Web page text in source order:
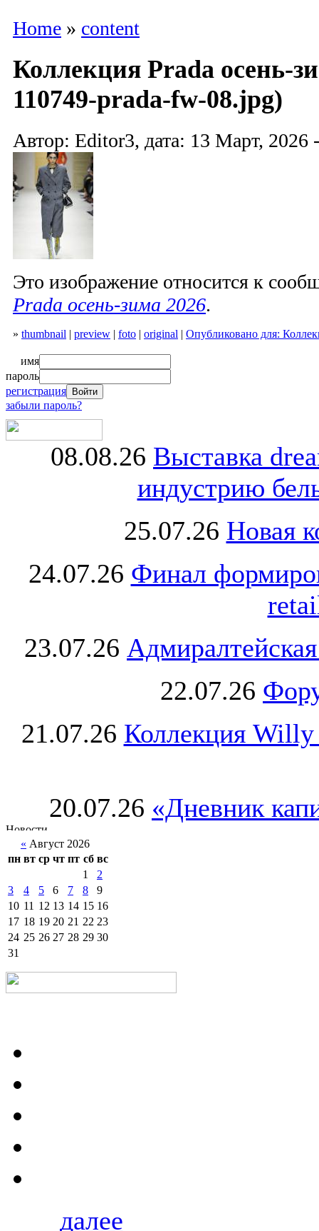
Home » content
Коллекция Prada осень-
110749-prada-fw-08.jpg)
Автор: Editor3, дата: 13 Март, 2026
Это изображение относится к
Prada осень-зима 2026.
» thumbnail | preview | foto | original | Опубликовано для:
имя
пароль
регистрация
забыли пароль?
08.08.26 Выставка
индустрию
25.07.26 Новая
24.07.26 Финал
23.07.26
22.07.26
21.07.26 Коллекция Willy
20.07.26 «Дневник
« Август 2026
пн вт ср чт пт сб вс
1
2
3
4 5 6 7 8
9
10 11 12 13 14 15 16
17 18 19 20 21 22 23
24 25 26 27 28 29 30
31
далее